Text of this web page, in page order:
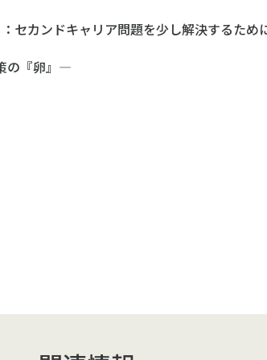
セカンドキャリア問題を少し解決するため
の『卵』―